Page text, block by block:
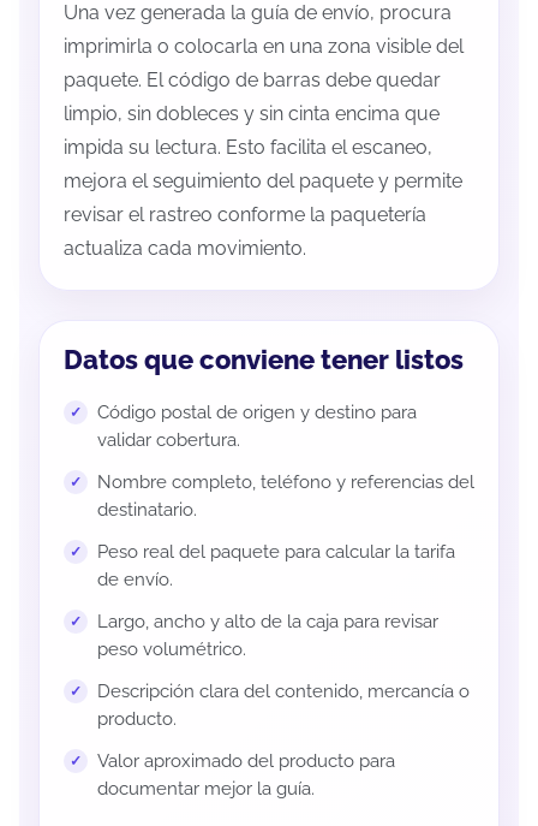
Una vez generada la guía de envío, procura
imprimirla o colocarla en una zona visible del
paquete. El código de barras debe quedar
limpio, sin dobleces y sin cinta encima que
impida su lectura. Esto facilita el escaneo,
mejora el seguimiento del paquete y permite
revisar el rastreo conforme la paquetería
actualiza cada movimiento.
Datos que conviene tener listos
Código postal de origen y destino para
validar cobertura.
Nombre completo, teléfono y referencias del
destinatario.
Peso real del paquete para calcular la tarifa
de envío.
Largo, ancho y alto de la caja para revisar
peso volumétrico.
Descripción clara del contenido, mercancía o
producto.
Valor aproximado del producto para
documentar mejor la guía.